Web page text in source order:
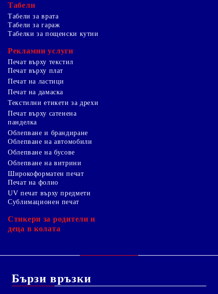
Табели
Табели за врата
Табели за гараж
Табелки за пощенски кутии
Рекламни услуги
Печат върху текстил
Печат върху плат
Печат на ластици
Печат на дамаска
Текстилни етикети за дрехи
Печат върху сатенена
панделка
Облепване и брандиране
Облепване на автомобили
Облепване на бусове
Облепване на витрини
Широкоформатен печат
Печат на фолио
UV печат върху предмети
Сублимационен печат
Стикери за родители и
деца в колата
Бързи връзки